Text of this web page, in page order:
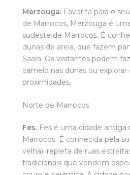
Merzouga: Favorita para o
de Marrocos, Merzouga é
sudeste de Marrocos. É
dunas de areia, que fazem
Saara. Os visitantes podem
camelo nas dunas ou explorar
proximidades.
Norte de Marrocos
Fes: Fes é uma cidade antiga
Marrocos. É conhecida pela
velha), repleta de ruas
tradicionais que vendem